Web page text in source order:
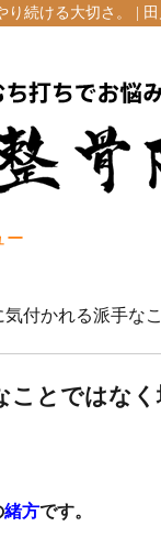
り続ける大切さ。 |
ー
気付かれる派手な
ことではな
緒方です。